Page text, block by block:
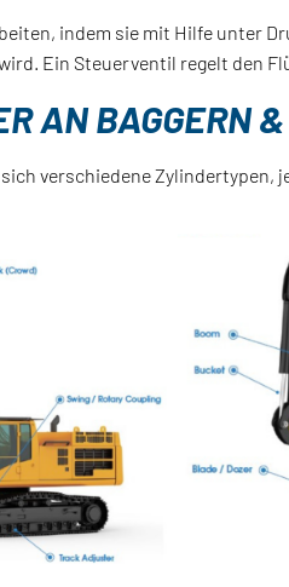
indem sie mit Hilfe unter
Ein Steuerventil regelt den
AN BAGGERN
verschiedene Zylindertypen,